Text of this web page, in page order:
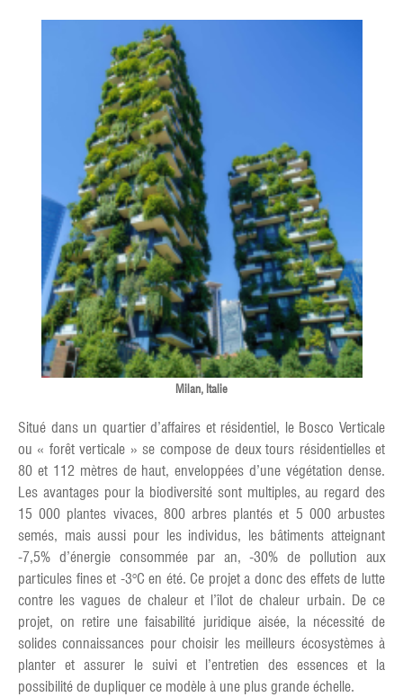
Milan, Italie
Situé dans un quartier d’affaires et résidentiel, le Bosco Verticale
ou « forêt verticale » se compose de deux tours résidentielles et
80 et 112 mètres de haut, enveloppées d’une végétation dense.
Les avantages pour la biodiversité sont multiples, au regard des
15 000 plantes vivaces, 800 arbres plantés et 5 000 arbustes
semés, mais aussi pour les individus, les bâtiments atteignant
-7,5% d’énergie consommée par an, -30% de pollution aux
particules fines et -3°C en été. Ce projet a donc des effets de lutte
contre les vagues de chaleur et l’îlot de chaleur urbain. De ce
projet, on retire une faisabilité juridique aisée, la nécessité de
solides connaissances pour choisir les meilleurs écosystèmes à
planter et assurer le suivi et l’entretien des essences et la
possibilité de dupliquer ce modèle à une plus grande échelle.